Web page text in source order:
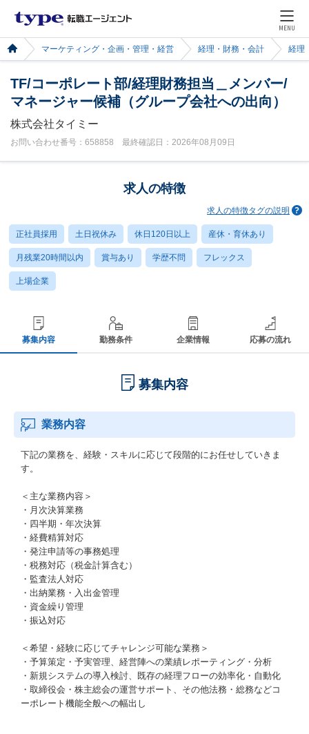
MENU
マーケティング・企画・管理・経営 経理・財務・会計 経理
TF/コーポレート部/経理財務担当＿メンバー/
マネージャー候補（グループ会社への出向）
株式会社タイミー
お問い合わせ番号：658858 最終確認日：2026年08月09日
求人の特徴
求人の特徴タグの説明
正社員採用 土日祝休み 休日120日以上 産休・育休あり
月残業20時間以内 賞与あり 学歴不問 フレックス
上場企業
募集内容 勤務条件 企業情報 応募の流れ
募集内容
業務内容
下記の業務を、経験・スキルに応じて段階的にお任せしていきま
す。
＜主な業務内容＞
・月次決算業務
・四半期・年次決算
・経費精算対応
・発注申請等の事務処理
・税務対応（税金計算含む）
・監査法人対応
・出納業務・入出金管理
・資金繰り管理
・振込対応
＜希望・経験に応じてチャレンジ可能な業務＞
・予算策定・予実管理、経営陣への業績レポーティング・分析
・新規システムの導入検討、既存の経理フローの効率化・自動化
・取締役会・株主総会の運営サポート、その他法務・総務などコ
ーポレート機能全般への幅出し